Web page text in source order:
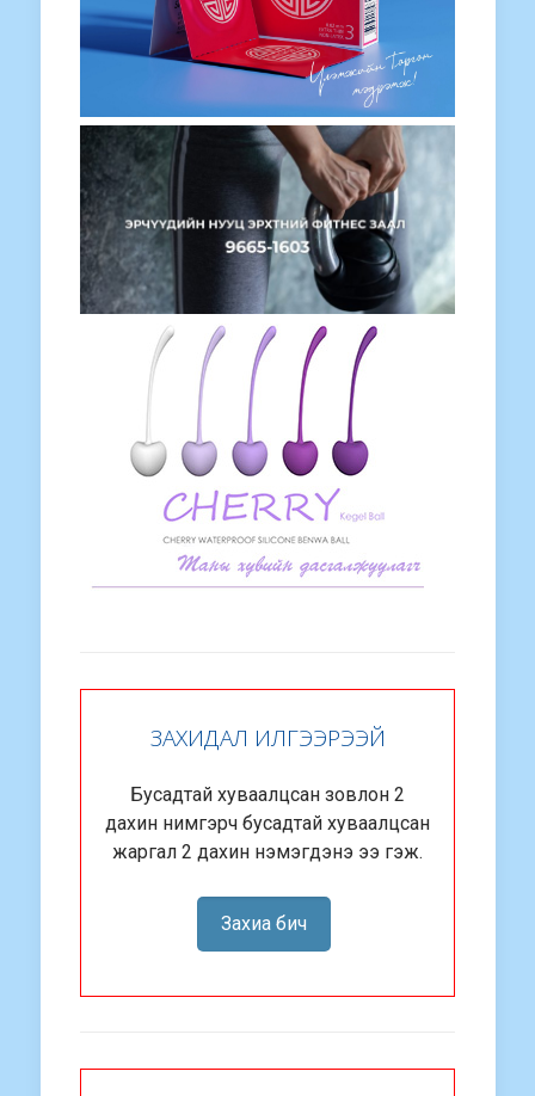
ЗАХИДАЛ ИЛГЭЭРЭЭЙ
Бусадтай хуваалцсан зовлон 2
дахин нимгэрч бусадтай хуваалцсан
жаргал 2 дахин нэмэгдэнэ ээ гэж.
Захиа бич